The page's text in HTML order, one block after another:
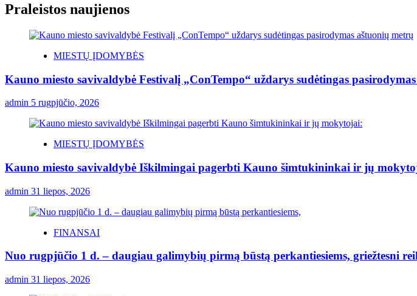
Praleistos naujienos
MIESTŲ ĮDOMYBĖS
Kauno miesto savivaldybė Festivalį „ConTempo“ uždarys sudėtingas
admin 5 rugpjūčio, 2026
MIESTŲ ĮDOMYBĖS
Kauno miesto savivaldybė Iškilmingai pagerbti Kauno šimtukininkai ir jų
admin 31 liepos, 2026
FINANSAI
Nuo rugpjūčio 1 d. – daugiau galimybių pirmą būstą perkantiesiems, griežtesni
admin 31 liepos, 2026